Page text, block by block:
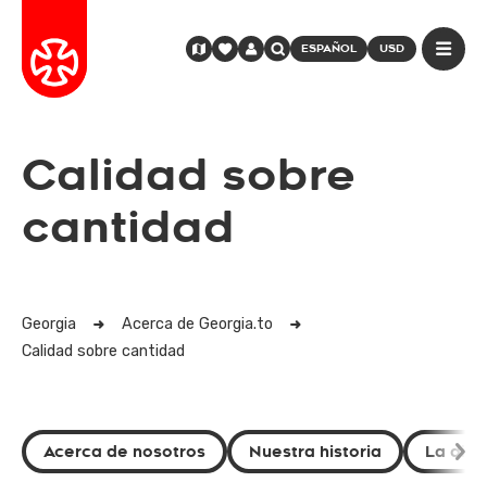
ESPAÑOL USD
Calidad sobre
cantidad
Georgia
Acerca de Georgia.to
Calidad sobre cantidad
Acerca de nosotros Nuestra historia La